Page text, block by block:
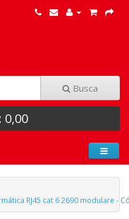
Busca
0,00
RJ45 cat 6 2690 modulare -